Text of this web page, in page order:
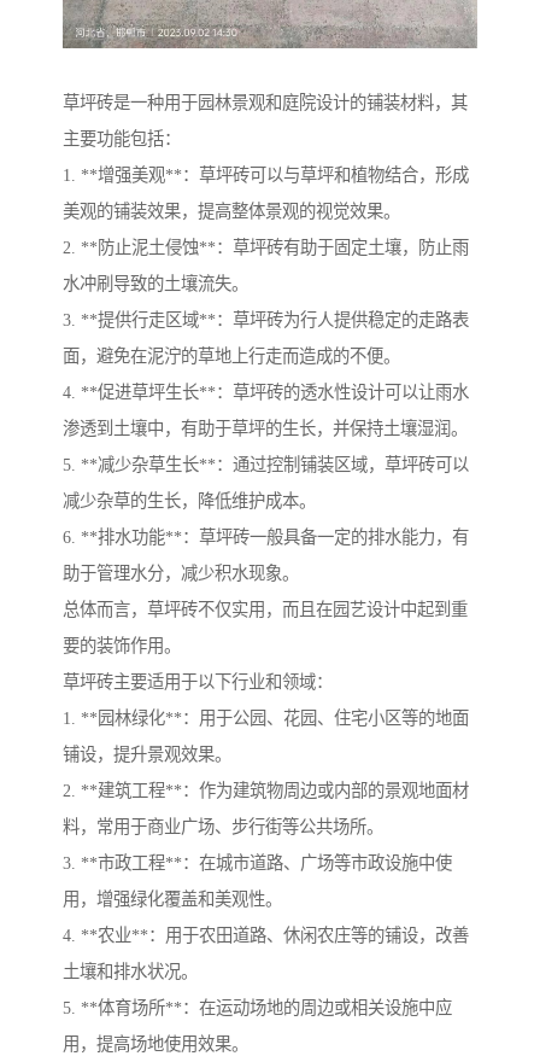
草坪砖是一种用于园林景观和庭院设计的铺装材料，其
主要功能包括：
1. **增强美观**：草坪砖可以与草坪和植物结合，形成
美观的铺装效果，提高整体景观的视觉效果。
2. **防止泥土侵蚀**：草坪砖有助于固定土壤，防止雨
水冲刷导致的土壤流失。
3. **提供行走区域**：草坪砖为行人提供稳定的走路表
面，避免在泥泞的草地上行走而造成的不便。
4. **促进草坪生长**：草坪砖的透水性设计可以让雨水
渗透到土壤中，有助于草坪的生长，并保持土壤湿润。
5. **减少杂草生长**：通过控制铺装区域，草坪砖可以
减少杂草的生长，降低维护成本。
6. **排水功能**：草坪砖一般具备一定的排水能力，有
助于管理水分，减少积水现象。
总体而言，草坪砖不仅实用，而且在园艺设计中起到重
要的装饰作用。
草坪砖主要适用于以下行业和领域：
1. **园林绿化**：用于公园、花园、住宅小区等的地面
铺设，提升景观效果。
2. **建筑工程**：作为建筑物周边或内部的景观地面材
料，常用于商业广场、步行街等公共场所。
3. **市政工程**：在城市道路、广场等市政设施中使
用，增强绿化覆盖和美观性。
4. **农业**：用于农田道路、休闲农庄等的铺设，改善
土壤和排水状况。
5. **体育场所**：在运动场地的周边或相关设施中应
用，提高场地使用效果。